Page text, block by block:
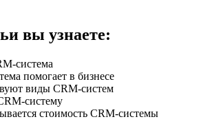
вы узнаете:
система
помогает в бизнесе
виды CRM-систем
систему
стоимость CRM-системы